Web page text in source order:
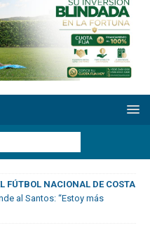
FÚTBOL NACIONAL DE COSTA
al Santos: “Estoy más